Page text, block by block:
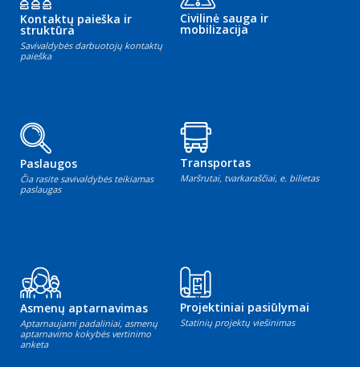
Kontaktų paieška ir
struktūra
Savivaldybės darbuotojų kontaktų
paieška
Civilinė sauga ir
mobilizacija
Paslaugos
Čia rasite savivaldybės teikiamas
paslaugas
Transportas
Maršrutai, tvarkaraščiai, e. bilietas
Asmenų aptarnavimas
Aptarnaujami padaliniai, asmenų
aptarnavimo kokybės vertinimo
anketa
Projektiniai pasiūlymai
Statinių projektų viešinimas